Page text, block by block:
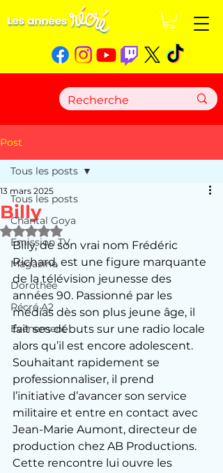
Post
Tous les posts
Chantal Goya
Emission TV
Magazine
Dorothée
Récré A2
Evénement
Tous les posts
Billy
13 mars 2025
Noté NaN étoiles sur 5.
Billy, de son vrai nom Frédéric
Richard, est une figure marquante
de la télévision jeunesse des
années 90. Passionné par les
médias dès son plus jeune âge, il
fait ses débuts sur une radio locale
alors qu’il est encore adolescent.
Souhaitant rapidement se
professionnaliser, il prend
l’initiative d’avancer son service
militaire et entre en contact avec
Jean-Marie Aumont, directeur de
production chez AB Productions.
Cette rencontre lui ouvre les